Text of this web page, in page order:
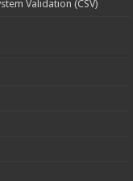
Validation (CSV)